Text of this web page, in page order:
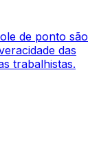
de ponto são
das
trabalhistas.